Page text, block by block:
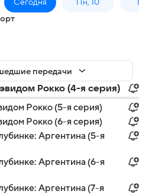
Сегодня Пн, 10
передачи
Рокко (4-я серия)
Рокко (5-я серия)
Рокко (6-я серия)
Аргентина (5-я
Аргентина (6-я
Аргентина (7-я